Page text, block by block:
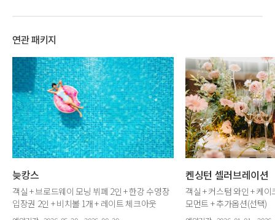
연관 패키지
늦캉스
객실 + 브로드웨이 모닝 뷔페 2인 + 한강 수영장
입장권 2인 + 비치볼 1개 + 레이트 체크아웃
12시 + 연박 혜택
켄싱턴 셀러브레이션
객실 + 커스텀 와인 + 케
모먼트 + 추가옵션(선택)